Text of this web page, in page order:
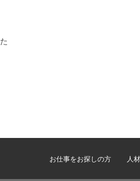
お仕事をお探しの方 人